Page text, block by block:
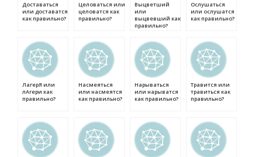
Доставаться
или доставатся
как правильно?
Целоваться или
целоватся как
правильно?
Выцветший
или
выцвевший как
правильно?
Ослушаться
или ослушатся
как правильно?
ЛагерЯ или
лАгери как
правильно?
Насмеяться
или насмеятся
как правильно?
Нарываться
или нарыватся
как правильно?
Травится или
травиться как
правильно?